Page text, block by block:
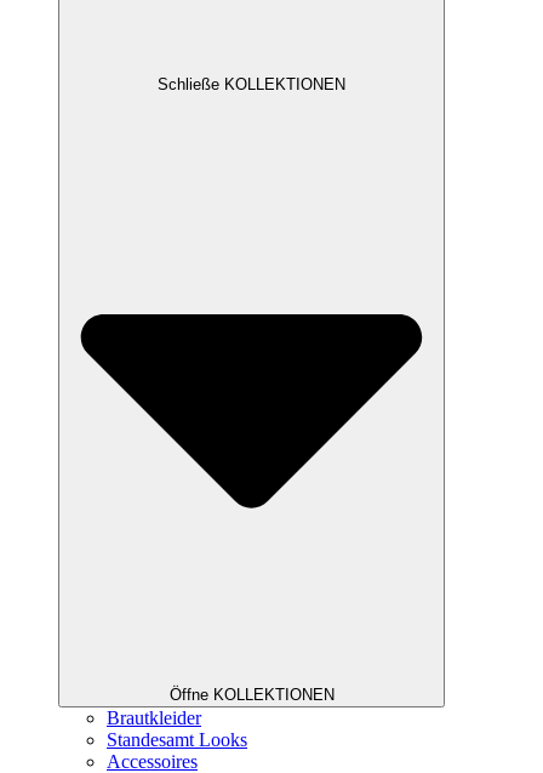
Schließe KOLLEKTIONEN
Öffne KOLLEKTIONEN
Brautkleider
Standesamt Looks
Accessoires